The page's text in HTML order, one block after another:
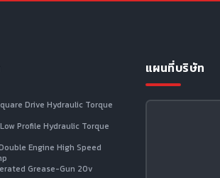
Drive Hydraulic Torque
Profile Hydraulic Torque
Engine High Speed
Grease-Gun 20v
แผนที่บริษัท